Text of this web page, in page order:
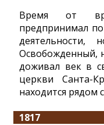
Время от
предпринимал
деятельности,
Освобожденный,
доживал век в
церкви Санта-
находится рядом
1817